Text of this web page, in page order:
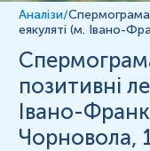
Матеріал
*Одиниці
вимірювань можуть
тест-систем.
Аналізи/
еякуляті (м. Івано-
позитивні
Івано-
Чорновола,